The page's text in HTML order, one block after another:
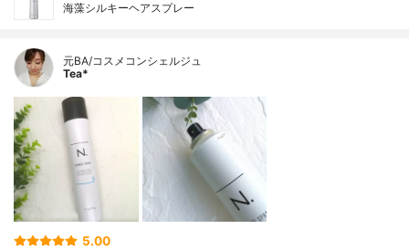
海藻シルキーヘアスプレー
元BA/コスメコンシェルジュ
Tea*
5.00